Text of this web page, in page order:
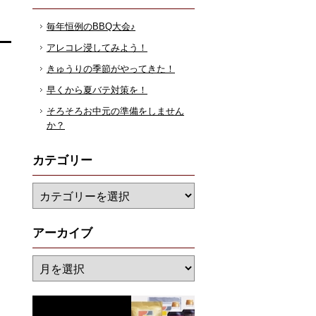
毎年恒例のBBQ大会♪
アレコレ浸してみよう！
きゅうりの季節がやってきた！
早くから夏バテ対策を！
そろそろお中元の準備をしません
か？
カテゴリー
アーカイブ